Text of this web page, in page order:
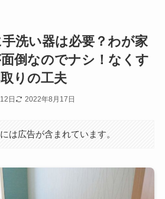
手洗い器は必要？わが家
倒なのでナシ！なくす
りの工夫
日 2022年8月17日
は広告が含まれています。